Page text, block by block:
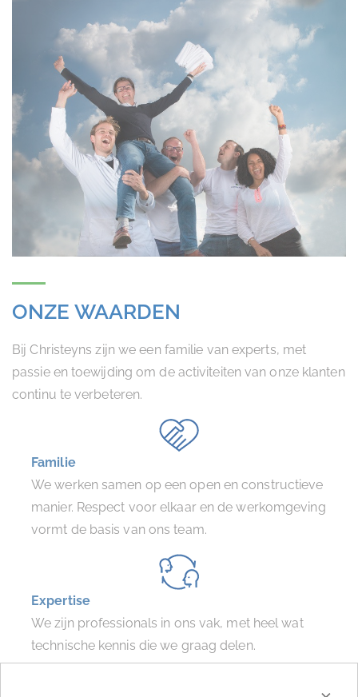
ONZE WAARDEN
Bij Christeyns zijn we een familie van experts, met
passie en toewijding om de activiteiten van onze klanten
continu te verbeteren.
Familie
We werken samen op een open en constructieve
manier. Respect voor elkaar en de werkomgeving
vormt de basis van ons team.
Expertise
We zijn professionals in ons vak, met heel wat
technische kennis die we graag delen.